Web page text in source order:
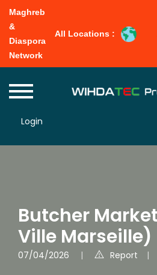
Maghreb
&
Diaspora
Network
All Locations :
Login
Butcher
Ville Marseille)
07/04/2026 Report